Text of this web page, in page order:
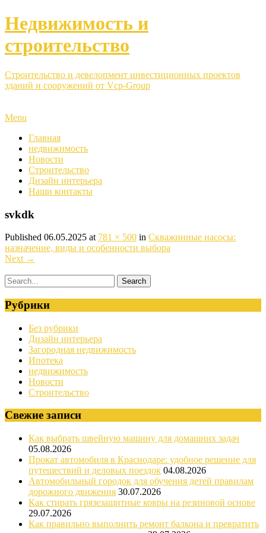
Недвижимость и
строительство
Строительство и девелопмент инвестиционных проектов
зданий и сооружений от Vcp-Group
Menu
Главная
недвижимость
Новости
Строительство
Дизайн интерьера
Наши контакты
svkdk
Published 06.05.2025 at 781 × 500 in Скважинные насосы:
назначение, виды и особенности выбора
Next →
Рубрики
Без рубрики
Дизайн интерьера
Загородная недвижимость
Ипотека
недвижимость
Новости
Строительство
Свежие записи
Как выбрать швейную машину для домашних задач
05.08.2026
Прокат автомобиля в Краснодаре: удобное решение для
путешествий и деловых поездок 04.08.2026
Автомобильный городок для обучения детей правилам
дорожного движения 30.07.2026
Как стирать грязезащитные ковры на резиновой основе
29.07.2026
Как правильно выполнить ремонт балкона и превратить